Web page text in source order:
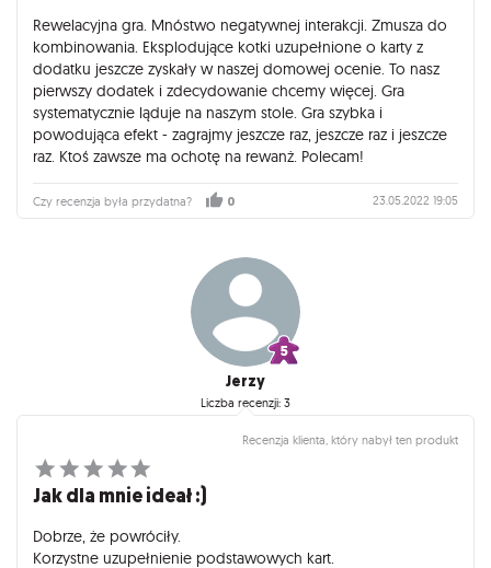
Rewelacyjna gra. Mnóstwo negatywnej interakcji. Zmusza do
kombinowania. Eksplodujące kotki uzupełnione o karty z
dodatku jeszcze zyskały w naszej domowej ocenie. To nasz
pierwszy dodatek i zdecydowanie chcemy więcej. Gra
systematycznie ląduje na naszym stole. Gra szybka i
powodująca efekt - zagrajmy jeszcze raz, jeszcze raz i jeszcze
raz. Ktoś zawsze ma ochotę na rewanż. Polecam!
Czy recenzja była przydatna? 0 23.05.2022 19:05
Jerzy
Liczba recenzji: 3
Recenzja klienta, który nabył ten produkt
Jak dla mnie ideał :)
Dobrze, że powróciły.
Korzystne uzupełnienie podstawowych kart.